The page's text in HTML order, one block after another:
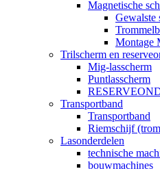
Magnetische
Gewalste
Montage
Trilscherm en
Mig-lasscherm
Puntlasscherm
Transportband
Transportband
Riemschijf
Lasonderdelen
technische
bouwmachines